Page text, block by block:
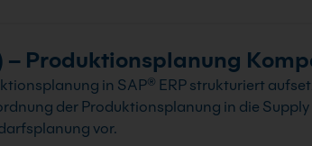
– Produktionsplanung
in SAP® ERP strukturiert
der Produktionsplanung in die
vor.